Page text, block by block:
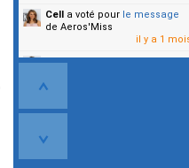
Cell a voté pour le message
de Aeros'Miss
il y a 1
Cella voté pourle message